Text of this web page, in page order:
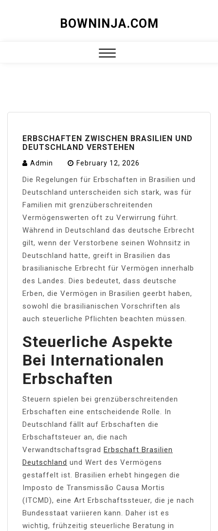
BOWNINJA.COM
ERBSCHAFTEN ZWISCHEN BRASILIEN UND
DEUTSCHLAND VERSTEHEN
Admin February 12, 2026
Die Regelungen für Erbschaften in Brasilien und
Deutschland unterscheiden sich stark, was für
Familien mit grenzüberschreitenden
Vermögenswerten oft zu Verwirrung führt.
Während in Deutschland das deutsche Erbrecht
gilt, wenn der Verstorbene seinen Wohnsitz in
Deutschland hatte, greift in Brasilien das
brasilianische Erbrecht für Vermögen innerhalb
des Landes. Dies bedeutet, dass deutsche
Erben, die Vermögen in Brasilien geerbt haben,
sowohl die brasilianischen Vorschriften als
auch steuerliche Pflichten beachten müssen.
Steuerliche Aspekte
Bei Internationalen
Erbschaften
Steuern spielen bei grenzüberschreitenden
Erbschaften eine entscheidende Rolle. In
Deutschland fällt auf Erbschaften die
Erbschaftsteuer an, die nach
Verwandtschaftsgrad Erbschaft Brasilien
Deutschland und Wert des Vermögens
gestaffelt ist. Brasilien erhebt hingegen die
Imposto de Transmissão Causa Mortis
(ITCMD), eine Art Erbschaftssteuer, die je nach
Bundesstaat variieren kann. Daher ist es
wichtig, frühzeitig steuerliche Beratung in